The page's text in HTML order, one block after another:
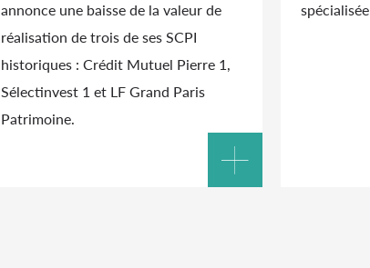
annonce une baisse de la valeur de
réalisation de trois de ses SCPI
historiques : Crédit Mutuel Pierre 1,
Sélectinvest 1 et LF Grand Paris
Patrimoine.
spécialisée